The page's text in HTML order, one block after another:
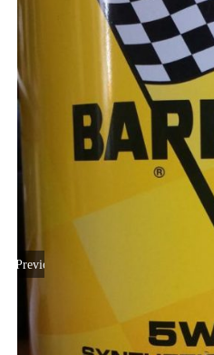
Previous